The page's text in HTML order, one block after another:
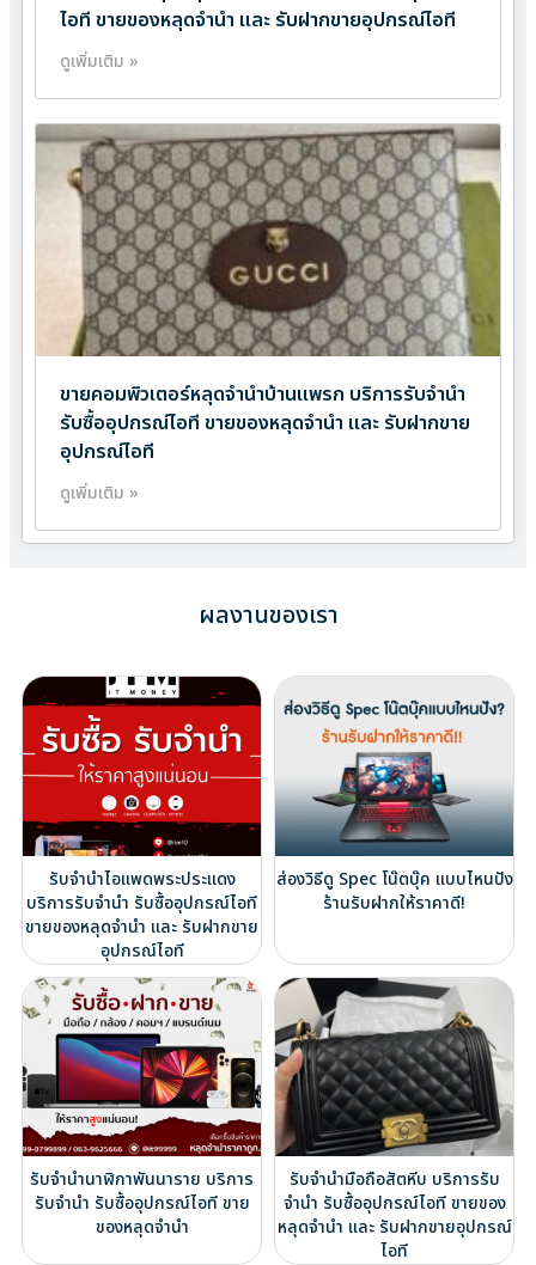
ไอที ขายของหลุดจำนำ และ รับฝากขายอุปกรณ์ไอที
ดูเพิ่มเติม »
ขายคอมพิวเตอร์หลุดจำนำบ้านแพรก บริการรับจำนำ
รับซื้ออุปกรณ์ไอที ขายของหลุดจำนำ และ รับฝากขาย
อุปกรณ์ไอที
ดูเพิ่มเติม »
ผลงานของเรา
รับจำนำไอแพดพระประแดง
บริการรับจำนำ รับซื้ออุปกรณ์ไอที
ขายของหลุดจำนำ และ รับฝากขาย
อุปกรณ์ไอที
ส่องวิธีดู Spec โน๊ตบุ๊ค แบบไหนปัง
ร้านรับฝากให้ราคาดี!
รับจำนำนาฬิกาพันนาราย บริการ
รับจำนำ รับซื้ออุปกรณ์ไอที ขาย
ของหลุดจำนำ
รับจำนำมือถือสัตหีบ บริการรับ
จำนำ รับซื้ออุปกรณ์ไอที ขายของ
หลุดจำนำ และ รับฝากขายอุปกรณ์
ไอที